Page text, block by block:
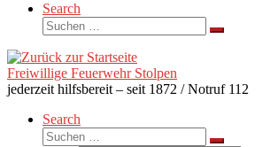
Search
Suche
Suchen …
Freiwillige Feuerwehr Stolpen
jederzeit hilfsbereit – seit 1872 / Notruf 112
Search
Suche